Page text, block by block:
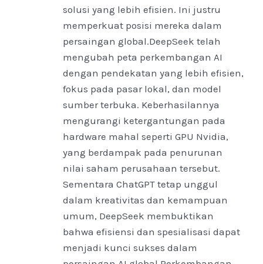
solusi yang lebih efisien. Ini justru
memperkuat posisi mereka dalam
persaingan global.DeepSeek telah
mengubah peta perkembangan AI
dengan pendekatan yang lebih efisien,
fokus pada pasar lokal, dan model
sumber terbuka. Keberhasilannya
mengurangi ketergantungan pada
hardware mahal seperti GPU Nvidia,
yang berdampak pada penurunan
nilai saham perusahaan tersebut.
Sementara ChatGPT tetap unggul
dalam kreativitas dan kemampuan
umum, DeepSeek membuktikan
bahwa efisiensi dan spesialisasi dapat
menjadi kunci sukses dalam